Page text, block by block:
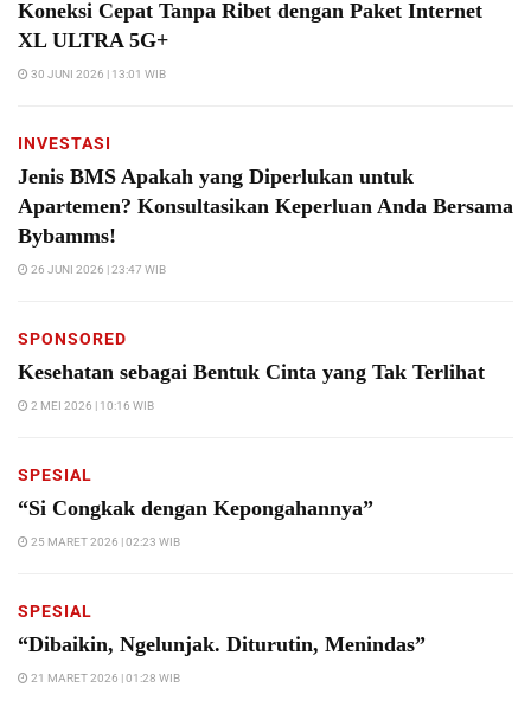
Koneksi Cepat Tanpa Ribet dengan Paket Internet
XL ULTRA 5G+
30 JUNI 2026 | 13:01 WIB
INVESTASI
Jenis BMS Apakah yang Diperlukan untuk
Apartemen? Konsultasikan Keperluan Anda Bersama
Bybamms!
26 JUNI 2026 | 23:47 WIB
SPONSORED
Kesehatan sebagai Bentuk Cinta yang Tak Terlihat
2 MEI 2026 | 10:16 WIB
SPESIAL
“Si Congkak dengan Kepongahannya”
25 MARET 2026 | 02:23 WIB
SPESIAL
“Dibaikin, Ngelunjak. Diturutin, Menindas”
21 MARET 2026 | 01:28 WIB